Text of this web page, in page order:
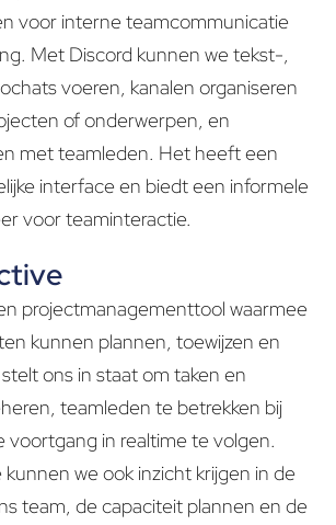
voor interne teamcommunicatie
Met Discord kunnen we tekst-,
voeren, kanalen organiseren
of onderwerpen, en
met teamleden. Het heeft een
interface en biedt een informele
voor teaminteractie.
projectmanagementtool waarmee
kunnen plannen, toewijzen en
ons in staat om taken en
teamleden te betrekken bij
voortgang in realtime te volgen.
we ook inzicht krijgen in de
team, de capaciteit plannen en de